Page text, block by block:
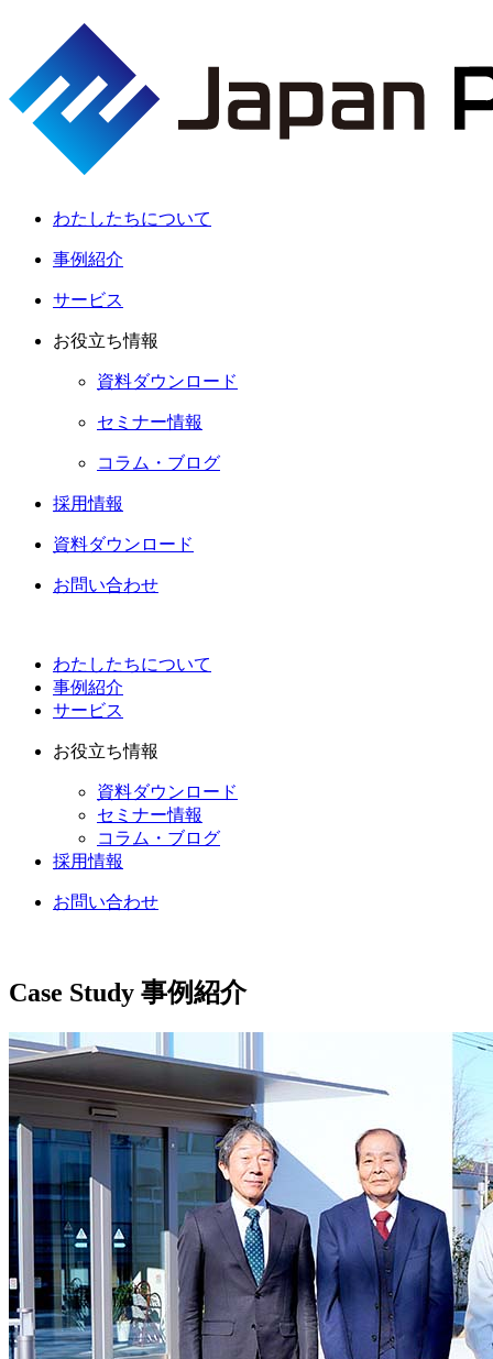
わたしたちについて
事例紹介
サービス
お役立ち情報
資料ダウンロード
セミナー情報
コラム・ブログ
採用情報
資料ダウンロード
お問い合わせ
わたしたちについて
事例紹介
サービス
お役立ち情報
資料ダウンロード
セミナー情報
コラム・ブログ
採用情報
お問い合わせ
Case Study 事例紹介